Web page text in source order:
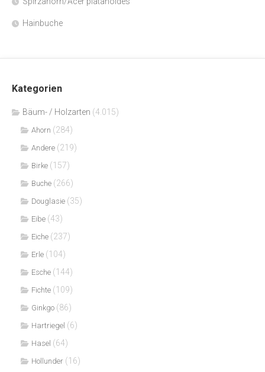
Hainbuche
Kategorien
Bäum- / Holzarten (4.015)
Ahorn (284)
Andere (219)
Birke (157)
Buche (266)
Douglasie (35)
Eibe (43)
Eiche (237)
Erle (104)
Esche (144)
Fichte (109)
Ginkgo (86)
Hartriegel (6)
Hasel (64)
Hollunder (16)